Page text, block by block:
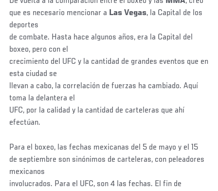
que es necesario mencionar a Las Vegas, la Capital de los
deportes
de combate. Hasta hace algunos años, era la Capital del
boxeo, pero con el
crecimiento del UFC y la cantidad de grandes eventos que en
esta ciudad se
llevan a cabo, la correlación de fuerzas ha cambiado. Aquí
toma la delantera el
UFC, por la calidad y la cantidad de carteleras que ahí
efectúan.
Para el boxeo, las fechas mexicanas del 5 de mayo y el 15
de septiembre son sinónimos de carteleras, con peleadores
mexicanos
involucrados. Para el UFC, son 4 las fechas. El fin de